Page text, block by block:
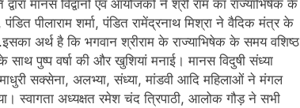
मानस विद्वानों एवं आयोजकों ने श्री राम का राज्याभिषेक के
पीलाराम शर्मा, पंडित रामेंद्रनाथ मिश्रा ने वैदिक मंत्र के
अर्थ है कि भगवान श्रीराम के राज्याभिषेक के समय वशिष्ठ
पुष्प वर्षा की और खुशियां मनाई। मानस विदुषी संध्या
सक्सेना, अलभ्या, संध्या, मांडवी आदि महिलाओं ने मंगल
स्वागता अध्यक्षत रमेश चंद त्रिपाठी, आलोक गौड़ ने सभी